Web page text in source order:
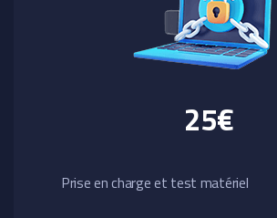
25€
Prise en charge et test matériel